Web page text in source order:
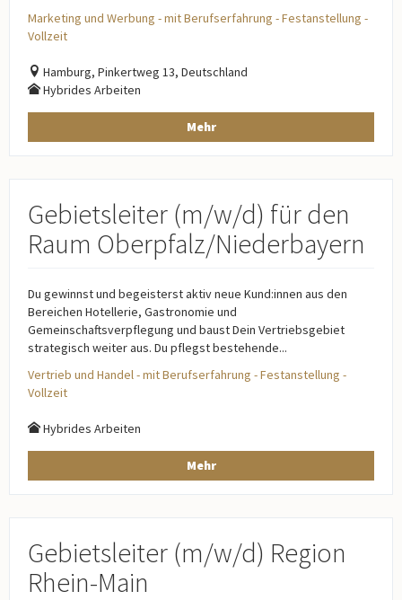
Marketing und Werbung - mit Berufserfahrung - Festanstellung -
Vollzeit
Hamburg, Pinkertweg 13, Deutschland
Hybrides Arbeiten
Mehr
Gebietsleiter (m/w/d) für den
Raum Oberpfalz/Niederbayern
Du gewinnst und begeisterst aktiv neue Kund:innen aus den
Bereichen Hotellerie, Gastronomie und
Gemeinschaftsverpflegung und baust Dein Vertriebsgebiet
strategisch weiter aus. Du pflegst bestehende...
Vertrieb und Handel - mit Berufserfahrung - Festanstellung -
Vollzeit
Hybrides Arbeiten
Mehr
Gebietsleiter (m/w/d) Region
Rhein-Main